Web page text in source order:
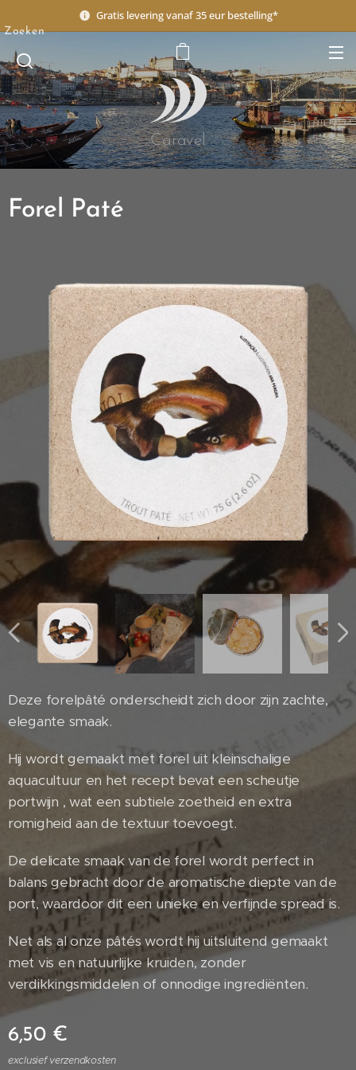
Gratis levering vanaf 35 eur bestelling*
Caravel
Zoeken
Forel Paté
Deze forelpâté onderscheidt zich door zijn zachte,
elegante smaak.
Hij wordt gemaakt met forel uit kleinschalige
aquacultuur en het recept bevat een scheutje
portwijn , wat een subtiele zoetheid en extra
romigheid aan de textuur toevoegt.
De delicate smaak van de forel wordt perfect in
balans gebracht door de aromatische diepte van de
port, waardoor dit een unieke en verfijnde spread is.
Net als al onze pâtés wordt hij uitsluitend gemaakt
met vis en natuurlijke kruiden, zonder
verdikkingsmiddelen of onnodige ingrediënten.
6,50€
exclusief verzendkosten